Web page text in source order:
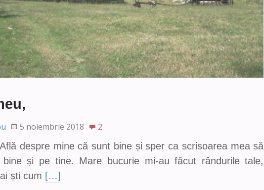
5 noiembrie 2018
2
despre mine că sunt bine și sper ca scrisoarea mea să
bine și pe tine. Mare bucurie mi-au făcut rândurile tale,
ști cum […]